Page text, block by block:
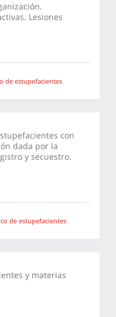
Lesiones
de estupefacientes
con
dada por la
y secuestro.
de estupefacientes
y materias